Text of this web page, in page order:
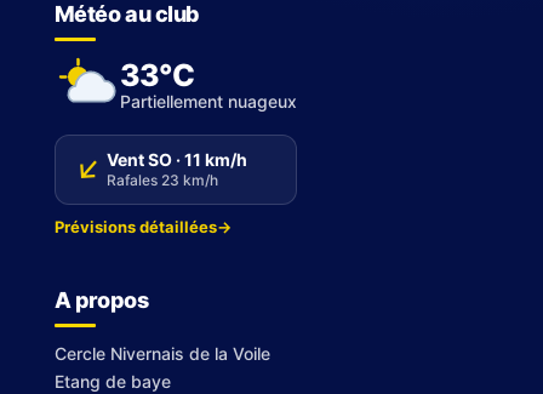
Météo au club
33°C
Partiellement nuageux
↑Vent SO · 11 km/h
Rafales 23 km/h
Prévisions détaillées→
A propos
Cercle Nivernais de la Voile
Etang de baye